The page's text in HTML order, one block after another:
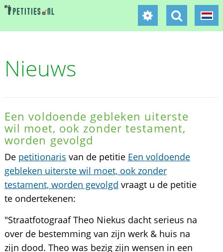
Nieuws
Een voldoende gebleken uiterste
wil moet, ook zonder testament,
worden gevolgd
De petitionaris van de petitie Een voldoende
gebleken uiterste wil moet, ook zonder
testament, worden gevolgd vraagt u de petitie
te ondertekenen:
"Straatfotograaf Theo Niekus dacht serieus na
over de bestemming van zijn werk & huis na
zijn dood. Theo was bezig zijn wensen in een